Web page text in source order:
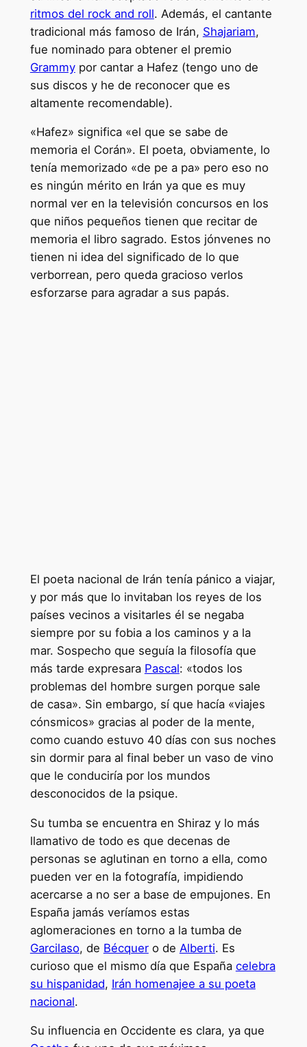
ritmos del rock and roll. Además, el cantante
tradicional más famoso de Irán, Shajariam,
fue nominado para obtener el premio
Grammypor cantar a Hafez (tengo uno de
sus discos y he de reconocer que es
altamente recomendable).
«Hafez» significa «el que se sabe de
memoria el Corán». El poeta, obviamente, lo
tenía memorizado «de pe a pa» pero eso no
es ningún mérito en Irán ya que es muy
normal ver en la televisión concursos en los
que niños pequeños tienen que recitar de
memoria el libro sagrado. Estos jónvenes no
tienen ni idea del significado de lo que
verborrean, pero queda gracioso verlos
esforzarse para agradar a sus papás.
El poeta nacional de Irán tenía pánico a viajar,
y por más que lo invitaban los reyes de los
países vecinos a visitarles él se negaba
siempre por su fobia a los caminos y a la
mar. Sospecho que seguía la filosofía que
más tarde expresara Pascal: «todos los
problemas del hombre surgen porque sale
de casa». Sin embargo, sí que hacía «viajes
cónsmicos» gracias al poder de la mente,
como cuando estuvo 40 días con sus noches
sin dormir para al final beber un vaso de vino
que le conduciría por los mundos
desconocidos de la psique.
Su tumba se encuentra en Shiraz y lo más
llamativo de todo es que decenas de
personas se aglutinan en torno a ella, como
pueden ver en la fotografía, impidiendo
acercarse a no ser a base de empujones. En
España jamás veríamos estas
aglomeraciones en torno a la tumba de
Garcilaso, de Bécquero de Alberti. Es
curioso que el mismo día que España celebra
su hispanidad, Irán homenajee a su poeta
nacional.
Su influencia en Occidente es clara, ya que